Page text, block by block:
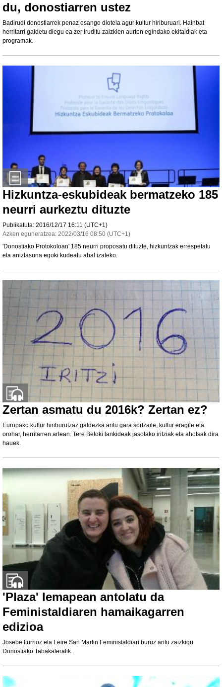
du, donostiarren ustez
Badirudi donostiarrek penaz esango diotela agur kultur hiriburuari. Hainbat
herritarri galdetu diegu ea zer iruditu zaizkien aurten egindako ekitaldiak eta
programak.
Hizkuntza-eskubideak bermatzeko 185
neurri aurkeztu dituzte
Publikatuta: 2016/12/17 16:11 (UTC+1)
Azken eguneratzea: 2022/03/16 08:50 (UTC+1)
'Donostiako Protokoloan' 185 neurri proposatu dituzte, hizkuntzak errespetatu
eta aniztasuna egoki kudeatu ahal izateko.
Zertan asmatu du 2016k? Zertan ez?
Europako kultur hiriburutzaz galdezka aritu gara sortzaile, kultur eragile eta
orohar, herritarren artean. Tere Beloki lankideak jasotako iritziak eta ahotsak dira
hauek.
'Plaza' lemapean antolatu da
Feministaldiaren hamaikagarren
edizioa
Josebe Iturrioz eta Leire San Martin Feministaldiari buruz aritu zaizkigu
Donostiako Tabakaleratik.